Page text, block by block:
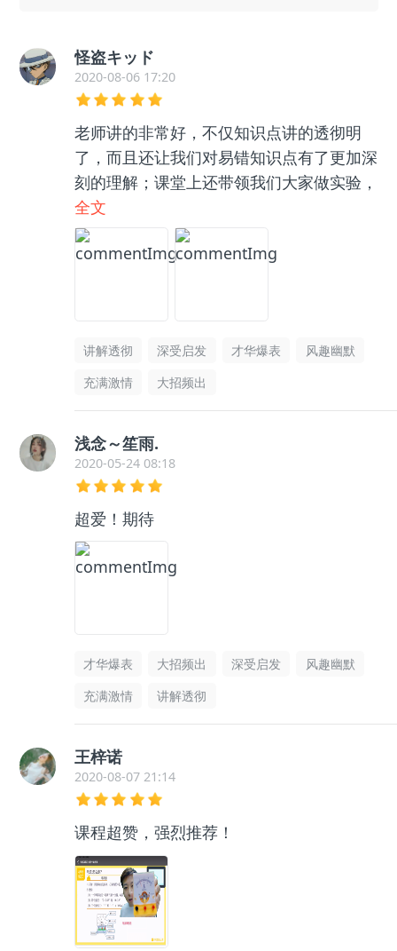
怪盗キッド
2020-08-06 17:20
老师讲的非常好，不仅知识点讲的透彻明
了，而且还让我们对易错知识点有了更加深
刻的理解；课堂上还带领我们大家做实验，
让我们对物理现象更加具体了解，激发我们
的学习兴趣。Very good ~Perfect~👍🏻👍🏻
👍🏻
全文
讲解透彻 深受启发 才华爆表
风趣幽默
充满激情
大招频出
浅念～笙雨.
2020-05-24 08:18
超爱！期待
才华爆表 大招频出 深受启发
风趣幽默
充满激情
讲解透彻
王梓诺
2020-08-07 21:14
课程超赞，强烈推荐！